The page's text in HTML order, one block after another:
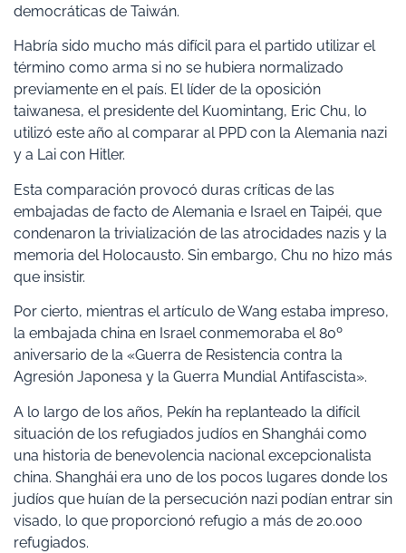
democráticas de Taiwán.
Habría sido mucho más difícil para el partido utilizar el
término como arma si no se hubiera normalizado
previamente en el país. El líder de la oposición
taiwanesa, el presidente del Kuomintang, Eric Chu, lo
utilizó este año al comparar al PPD con la Alemania nazi
y a Lai con Hitler.
Esta comparación provocó duras críticas de las
embajadas de facto de Alemania e Israel en Taipéi, que
condenaron la trivialización de las atrocidades nazis y la
memoria del Holocausto. Sin embargo, Chu no hizo más
que insistir.
Por cierto, mientras el artículo de Wang estaba impreso,
la embajada china en Israel conmemoraba el 80º
aniversario de la «Guerra de Resistencia contra la
Agresión Japonesa y la Guerra Mundial Antifascista».
A lo largo de los años, Pekín ha replanteado la difícil
situación de los refugiados judíos en Shanghái como
una historia de benevolencia nacional excepcionalista
china. Shanghái era uno de los pocos lugares donde los
judíos que huían de la persecución nazi podían entrar sin
visado, lo que proporcionó refugio a más de 20.000
refugiados.